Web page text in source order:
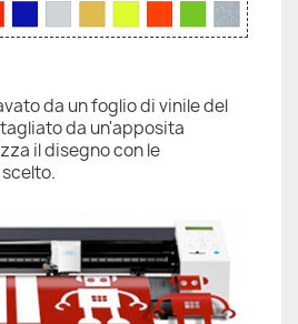
da un foglio di vinile del
da un'apposita
il disegno con le